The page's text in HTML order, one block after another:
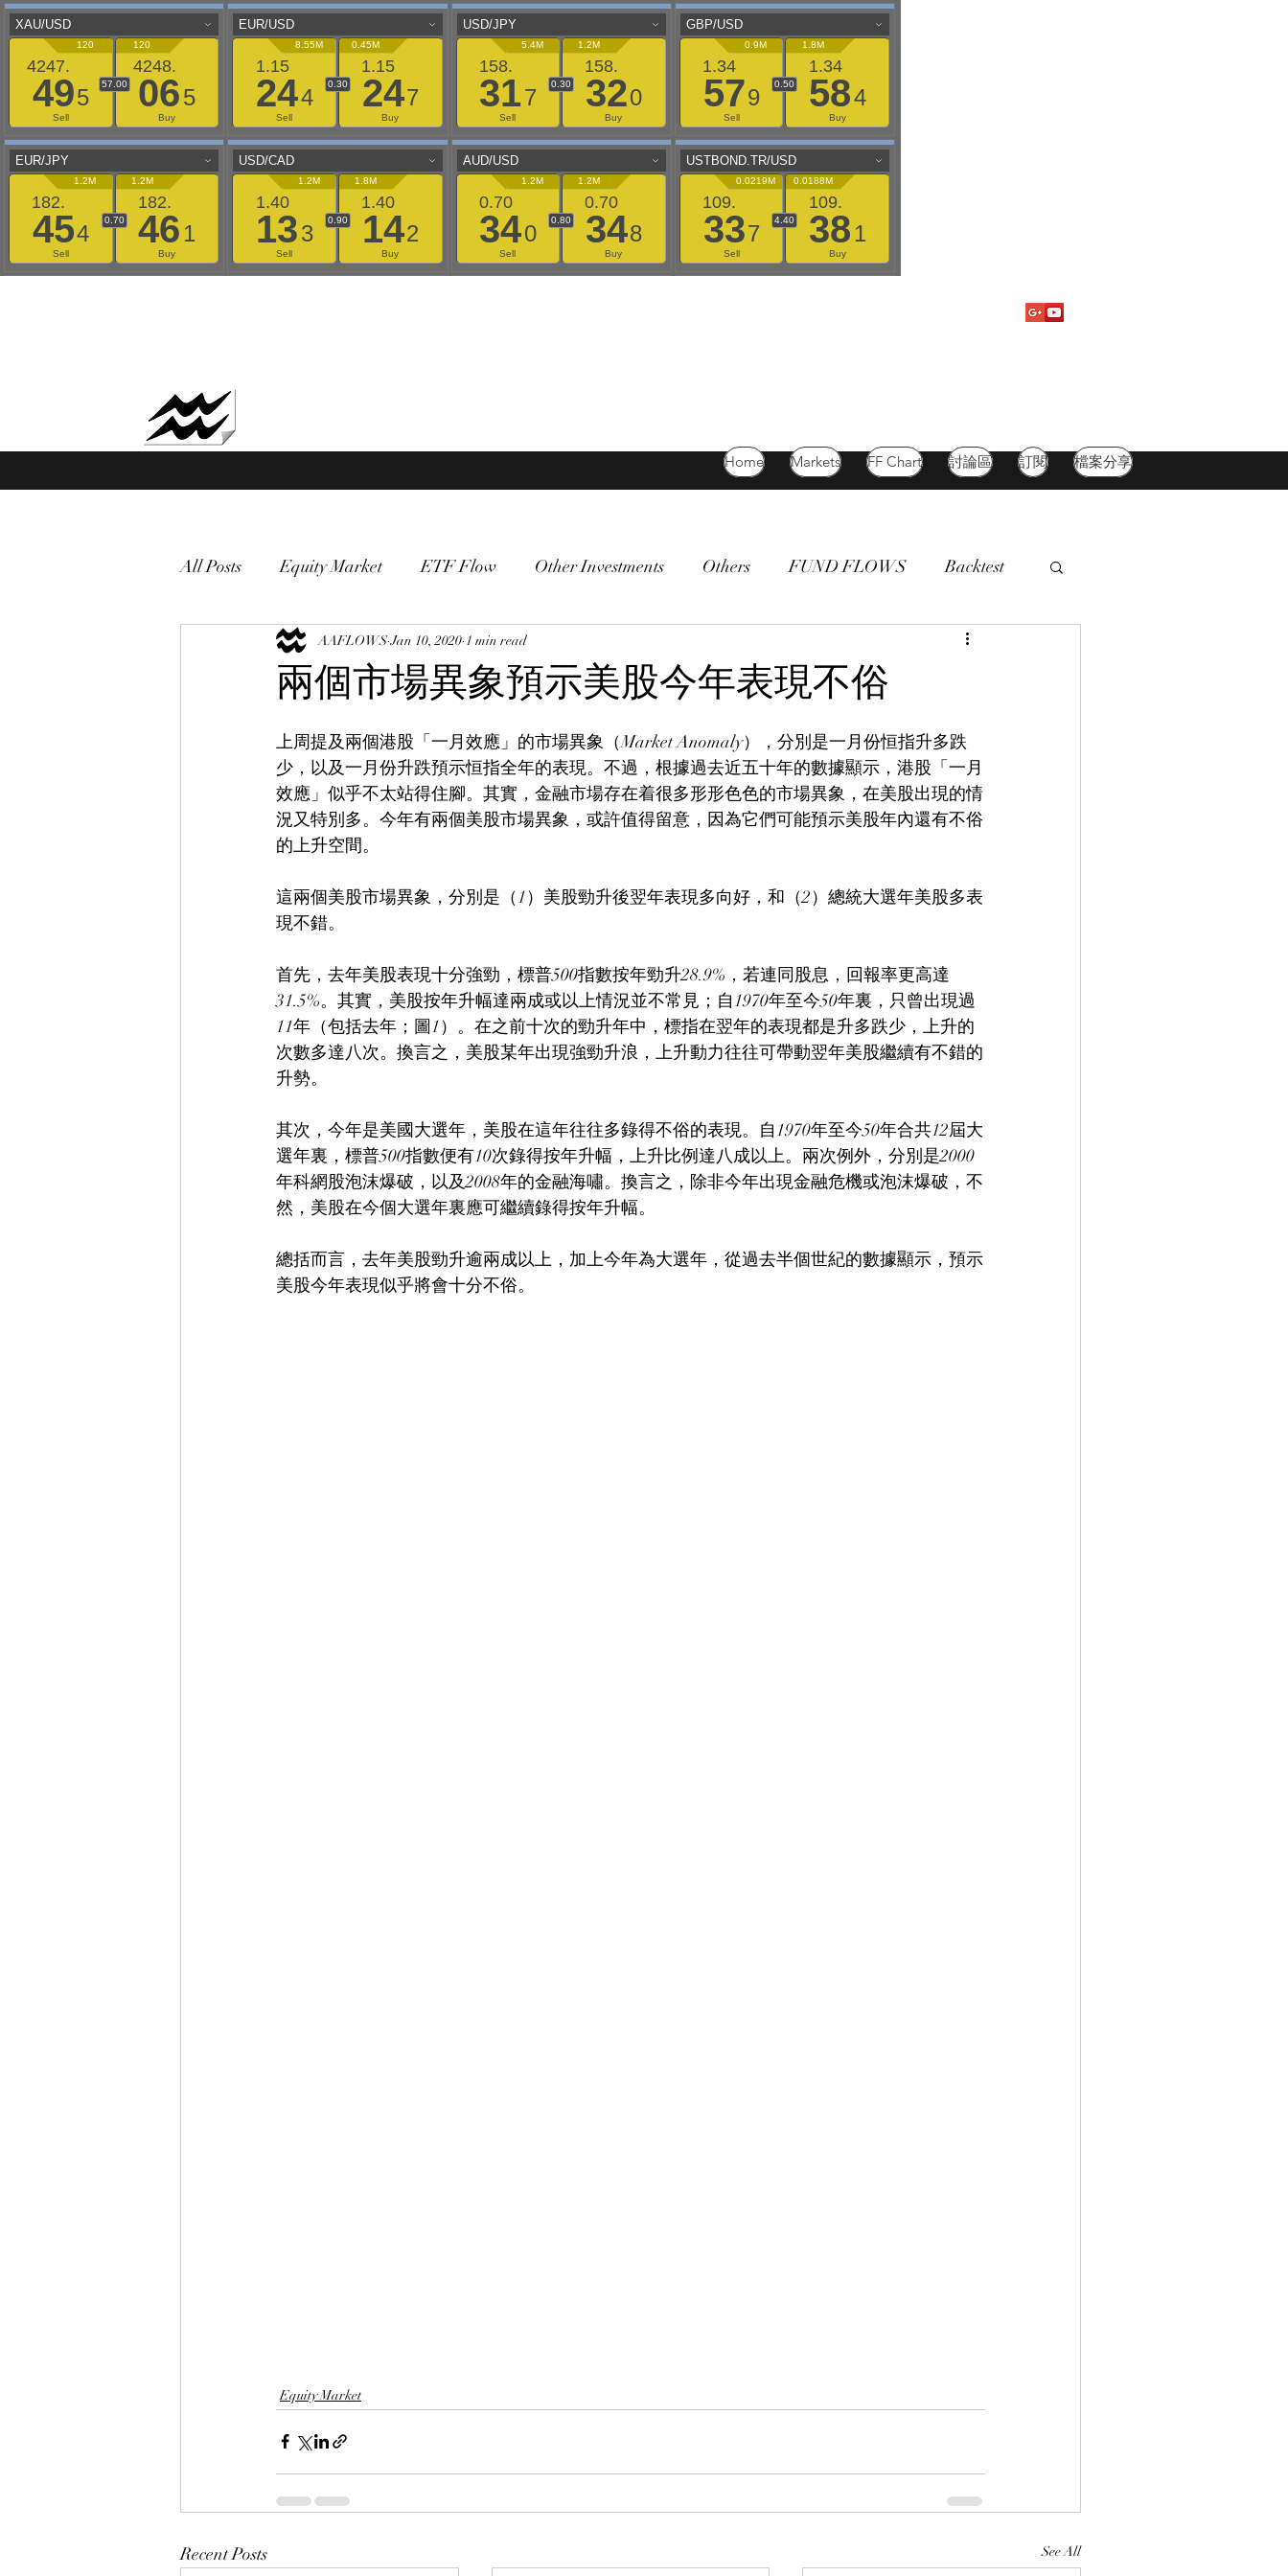
Home Markets FF Chart 討論區 訂閱 檔案分享
All Posts Equity Market ETF Flow Other Investments Others FUND FLOWS Backtest
VIX Market volatility bitcoin Oil
兩個市場異象預示美股今年表現不俗
AAFLOWS Jan 10, 2020 1 min read
上周提及兩個港股「一月效應」的市場異象（Market Anomaly），分別是一月份恒指升多跌
少，以及一月份升跌預示恒指全年的表現。不過，根據過去近五十年的數據顯示，港股「一月
效應」似乎不太站得住腳。其實，金融市場存在着很多形形色色的市場異象，在美股出現的情
況又特別多。今年有兩個美股市場異象，或許值得留意，因為它們可能預示美股年內還有不俗
的上升空間。
這兩個美股市場異象，分別是（1）美股勁升後翌年表現多向好，和（2）總統大選年美股多表
現不錯。
首先，去年美股表現十分強勁，標普500指數按年勁升28.9%，若連同股息，回報率更高達
31.5%。其實，美股按年升幅達兩成或以上情況並不常見；自1970年至今50年裏，只曾出現過
11年（包括去年；圖1）。在之前十次的勁升年中，標指在翌年的表現都是升多跌少，上升的
次數多達八次。換言之，美股某年出現強勁升浪，上升動力往往可帶動翌年美股繼續有不錯的
升勢。
其次，今年是美國大選年，美股在這年往往多錄得不俗的表現。自1970年至今50年合共12屆大
選年裏，標普500指數便有10次錄得按年升幅，上升比例達八成以上。兩次例外，分別是2000
年科網股泡沫爆破，以及2008年的金融海嘯。換言之，除非今年出現金融危機或泡沫爆破，不
然，美股在今個大選年裏應可繼續錄得按年升幅。
總括而言，去年美股勁升逾兩成以上，加上今年為大選年，從過去半個世紀的數據顯示，預示
美股今年表現似乎將會十分不俗。
Equity Market
Recent Posts See All